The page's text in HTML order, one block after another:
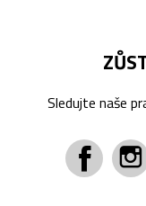
Sledujte naše